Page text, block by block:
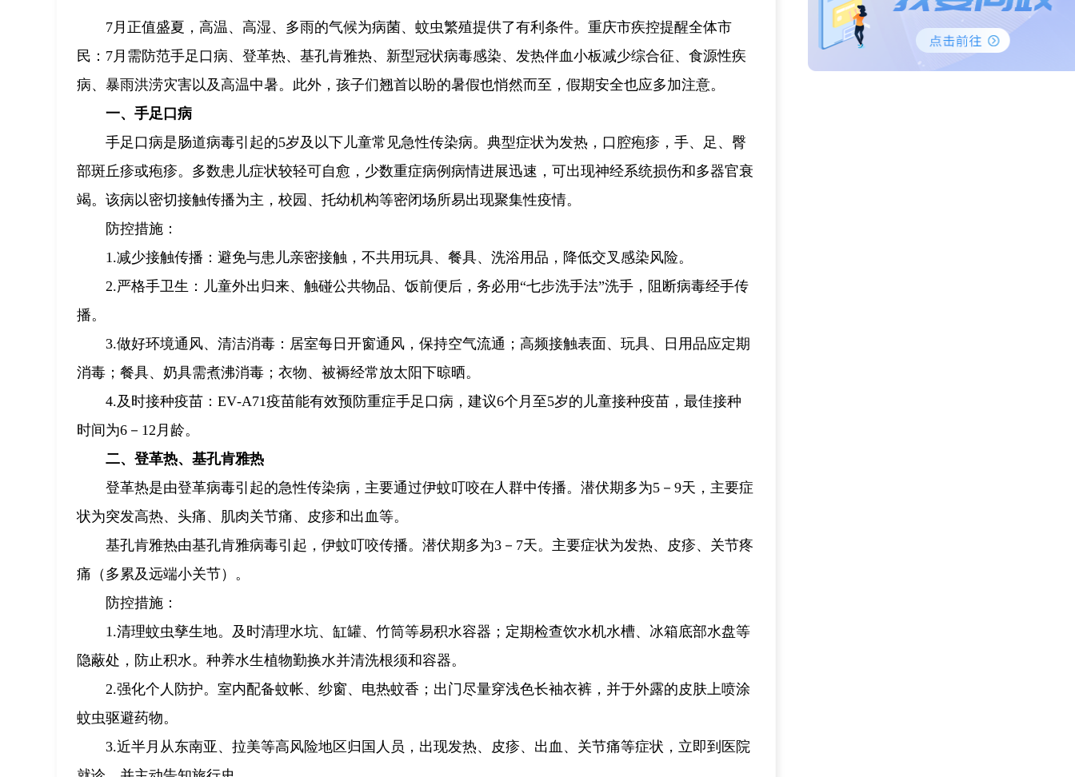
7月正值盛夏，高温、高湿、多雨的气候为病菌、蚊虫繁殖提供了有利条件。重庆市疾控提醒全体市
民：7月需防范手足口病、登革热、基孔肯雅热、新型冠状病毒感染、发热伴血小板减少综合征、食源性疾
病、暴雨洪涝灾害以及高温中暑。此外，孩子们翘首以盼的暑假也悄然而至，假期安全也应多加注意。
一、手足口病
手足口病是肠道病毒引起的5岁及以下儿童常见急性传染病。典型症状为发热，口腔疱疹，手、足、臀
部斑丘疹或疱疹。多数患儿症状较轻可自愈，少数重症病例病情进展迅速，可出现神经系统损伤和多器官衰
竭。该病以密切接触传播为主，校园、托幼机构等密闭场所易出现聚集性疫情。
防控措施：
1.减少接触传播：避免与患儿亲密接触，不共用玩具、餐具、洗浴用品，降低交叉感染风险。
2.严格手卫生：儿童外出归来、触碰公共物品、饭前便后，务必用“七步洗手法”洗手，阻断病毒经手传
播。
3.做好环境通风、清洁消毒：居室每日开窗通风，保持空气流通；高频接触表面、玩具、日用品应定期
消毒；餐具、奶具需煮沸消毒；衣物、被褥经常放太阳下晾晒。
4.及时接种疫苗：EV‑A71疫苗能有效预防重症手足口病，建议6个月至5岁的儿童接种疫苗，最佳接种
时间为6－12月龄。
二、登革热、基孔肯雅热
登革热是由登革病毒引起的急性传染病，主要通过伊蚊叮咬在人群中传播。潜伏期多为5－9天，主要症
状为突发高热、头痛、肌肉关节痛、皮疹和出血等。
基孔肯雅热由基孔肯雅病毒引起，伊蚊叮咬传播。潜伏期多为3－7天。主要症状为发热、皮疹、关节疼
痛（多累及远端小关节）。
防控措施：
1.清理蚊虫孳生地。及时清理水坑、缸罐、竹筒等易积水容器；定期检查饮水机水槽、冰箱底部水盘等
隐蔽处，防止积水。种养水生植物勤换水并清洗根须和容器。
2.强化个人防护。室内配备蚊帐、纱窗、电热蚊香；出门尽量穿浅色长袖衣裤，并于外露的皮肤上喷涂
蚊虫驱避药物。
3.近半月从东南亚、拉美等高风险地区归国人员，出现发热、皮疹、出血、关节痛等症状，立即到医院